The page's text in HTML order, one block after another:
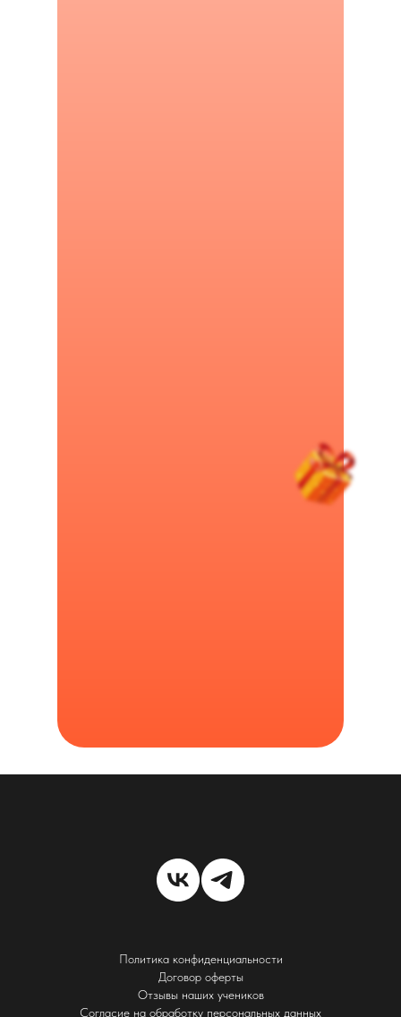
Политика конфиденциальности
Договор оферты
Отзывы наших учеников
Согласие на обработку персональных данных